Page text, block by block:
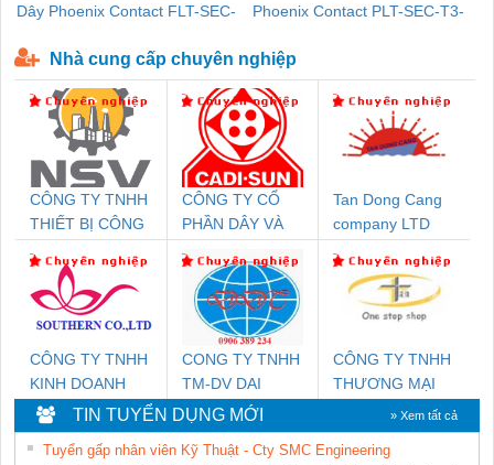
Dây Phoenix Contact FLT-SEC-
Phoenix Contact PLT-SEC-T3-
Nhà cung cấp chuyên nghiệp
CÔNG TY TNHH
THIẾT BỊ CÔNG
SETSUBI VIỆT
NAM
CÔNG TY CỔ
PHẦN DÂY VÀ
THƯỢNG ĐÌNH
Tan Dong Cang
company LTD
CÔNG TY TNHH
KINH DOANH
DỊCH VỤ XNK
PHƯƠNG NAM
CONG TY TNHH
TM-DV DAI
DONG THANH
CÔNG TY TNHH
THƯƠNG MẠI
THIÊN ÂN VIỆT
NAM
TIN TUYỂN DỤNG MỚI » Xem tất cả
Tuyển gấp nhân viên Kỹ Thuật - Cty SMC Engineering